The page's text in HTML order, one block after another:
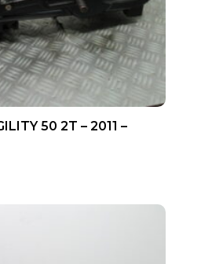
50 2T – 2011 –